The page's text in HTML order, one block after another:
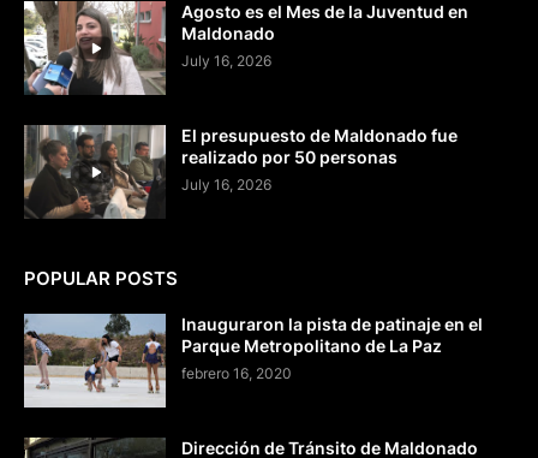
Agosto es el Mes de la Juventud en
Maldonado
July 16, 2026
El presupuesto de Maldonado fue
realizado por 50 personas
July 16, 2026
POPULAR POSTS
Inauguraron la pista de patinaje en el
Parque Metropolitano de La Paz
febrero 16, 2020
Dirección de Tránsito de Maldonado